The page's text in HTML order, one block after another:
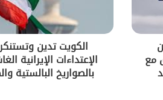
مع
الكويت تدين
الإعتداءات الإيرانية
بالصواريخ البالستية